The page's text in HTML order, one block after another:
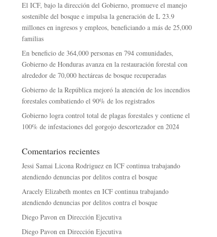
El ICF, bajo la dirección del Gobierno, promueve el manejo
sostenible del bosque e impulsa la generación de L 23.9
millones en ingresos y empleos, beneficiando a más de 25,000
familias
En beneficio de 364,000 personas en 794 comunidades,
Gobierno de Honduras avanza en la restauración forestal con
alrededor de 70,000 hectáreas de bosque recuperadas
Gobierno de la República mejoró la atención de los incendios
forestales combatiendo el 90% de los registrados
Gobierno logra control total de plagas forestales y contiene el
100% de infestaciones del gorgojo descortezador en 2024
Comentarios recientes
Jessi Samai Licona Rodriguezen ICF continua trabajando
atendiendo denuncias por delitos contra el bosque
Aracely Elizabeth montesen ICF continua trabajando
atendiendo denuncias por delitos contra el bosque
Diego Pavonen Dirección Ejecutiva
Diego Pavonen Dirección Ejecutiva